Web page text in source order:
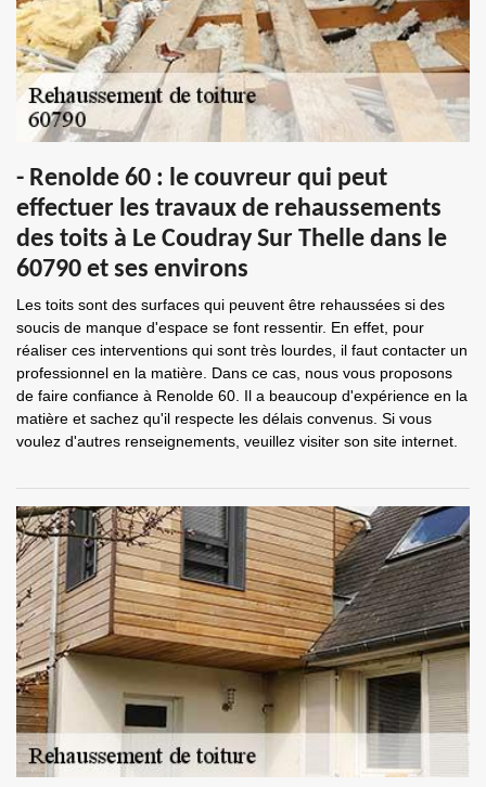
- Renolde 60 : le couvreur qui peut
effectuer les travaux de rehaussements
des toits à Le Coudray Sur Thelle dans le
60790 et ses environs
Les toits sont des surfaces qui peuvent être rehaussées si des
soucis de manque d'espace se font ressentir. En effet, pour
réaliser ces interventions qui sont très lourdes, il faut contacter un
professionnel en la matière. Dans ce cas, nous vous proposons
de faire confiance à Renolde 60. Il a beaucoup d'expérience en la
matière et sachez qu'il respecte les délais convenus. Si vous
voulez d'autres renseignements, veuillez visiter son site internet.